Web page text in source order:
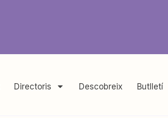
Directoris Descobreix Butlletí